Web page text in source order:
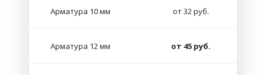
Арматура 10 мм от 32 руб.
Арматура 12 мм от 45 руб.